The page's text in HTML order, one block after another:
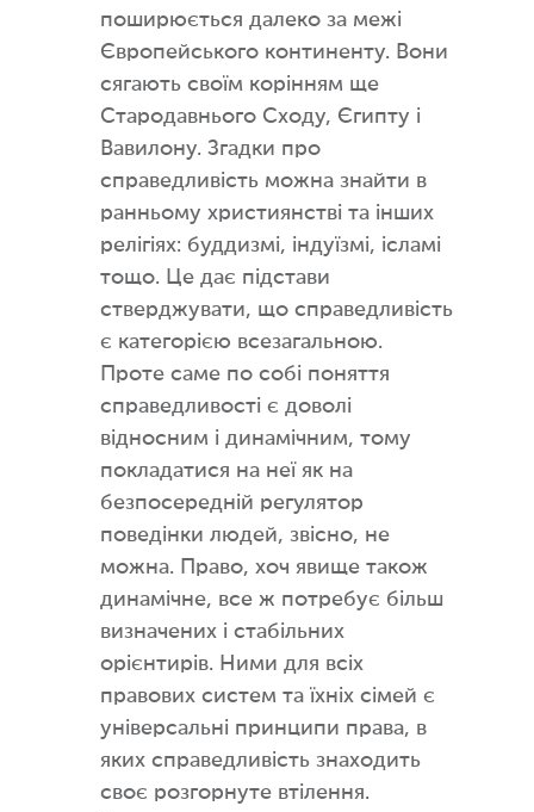
поширюється далеко за межі
Європейського континенту. Вони
сягають своїм корінням ще
Стародавнього Сходу, Єгипту і
Вавилону. Згадки про
справедливість можна знайти в
ранньому християнстві та інших
релігіях: буддизмі, індуїзмі, ісламі
тощо. Це дає підстави
стверджувати, що справедливість
є категорією всезагальною.
Проте саме по собі поняття
справедливості є доволі
відносним і динамічним, тому
покладатися на неї як на
безпосередній регулятор
поведінки людей, звісно, не
можна. Право, хоч явище також
динамічне, все ж потребує більш
визначених і стабільних
орієнтирів. Ними для всіх
правових систем та їхніх сімей є
універсальні принципи права, в
яких справедливість знаходить
своє розгорнуте втілення.